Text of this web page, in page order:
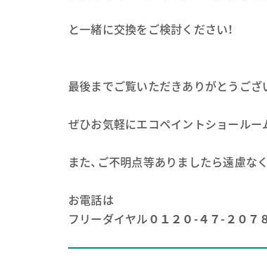
と一緒に交換をご検討ください！
最後までご覧いただきありがとうござ
ぜひお気軽にエコペイントショールー
また、ご不明点等ありましたら遠慮
お電話は
フリーダイヤル ０１２０-４７-２０７